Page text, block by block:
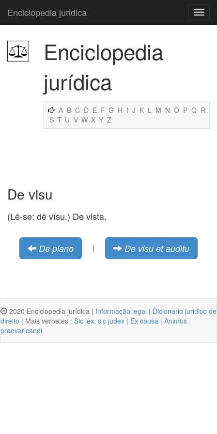
Enciclopedia juridica
Enciclopedia
jurídica
A B C D E F G H I J K L M N O P Q R
S T U V W X Y Z
De visu
(Lê-se: dê vísu.) De vista.
De plano | De visu et auditu
2020 Enciclopedia jurídica | Informação legal | Dicionario juridico de
direito | Mais verbetes : Sic lex, sic judex | Ex causa | Animus
praevaricandi